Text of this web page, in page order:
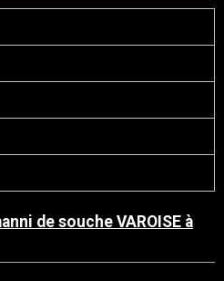
de souche VAROISE à